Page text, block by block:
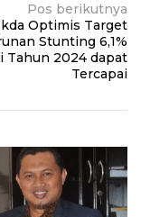
Pos berikutnya
Optimis Target
Stunting 6,1%
Tahun 2024 dapat
Tercapai